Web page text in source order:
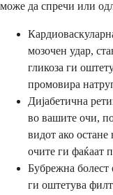
може да спречи или
мозочен удар,
гликоза ги
промовира
Дијабетична
во вашите очи,
видот ако остане
очите ги фаќаат
Бубрежна болест
ги оштетува